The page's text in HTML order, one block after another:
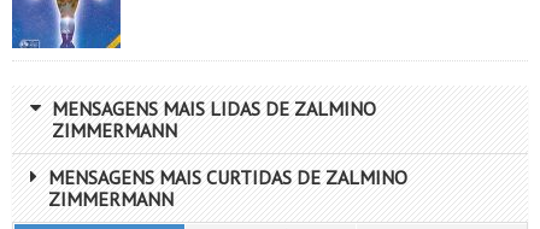
MENSAGENS MAIS LIDAS DE ZALMINO
ZIMMERMANN
MENSAGENS MAIS CURTIDAS DE ZALMINO
ZIMMERMANN